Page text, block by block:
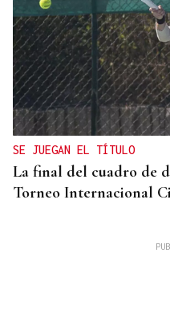
SE JUEGAN EL TÍTULO
La final del cuadro de
Torneo Internacional